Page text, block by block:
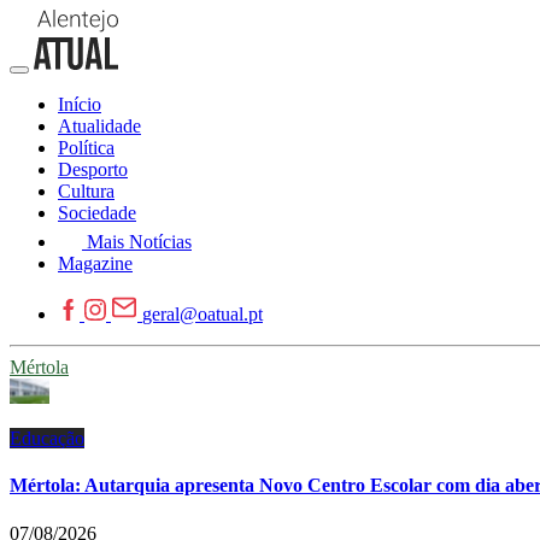
Início
Atualidade
Política
Desporto
Cultura
Sociedade
Mais Notícias
Magazine
geral@oatual.pt
Mértola
Educação
Mértola: Autarquia apresenta Novo Centro Escolar com dia
07/08/2026